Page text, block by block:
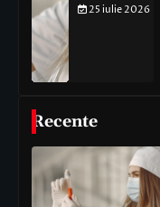
25 iulie 2026
Recente